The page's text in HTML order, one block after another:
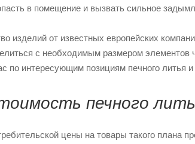
в помещение и вызвать сильное
изделий от известных европейских
с необходимым размером элементов
по интересующим позициям печного литья
печного
цены на товары такого плана